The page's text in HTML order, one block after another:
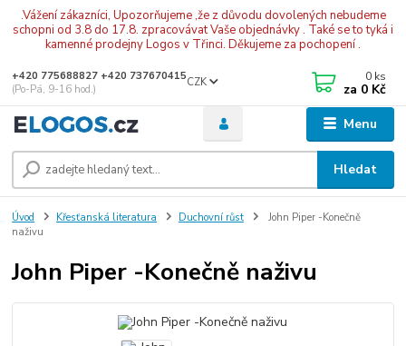
.Vážení zákazníci, Upozorňujeme ,že z důvodu dovolených nebudeme
schopni od 3.8 do 17.8. zpracovávat Vaše objednávky . Také se to tyká i
kamenné prodejny Logos v Třinci. Děkujeme za pochopení .
Menu
CZK
Hledat
+420 775688827 +420 737670415
(Po-Pá, 9-16 hod.)
0 ks
za 0 Kč
Úvod Křesťanská literatura Duchovní růst
John Piper -Konečně
naživu
John Piper -Konečně naživu